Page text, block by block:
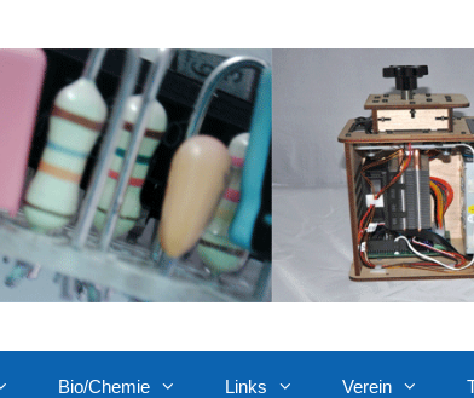
Bio/Chemie Links Verein